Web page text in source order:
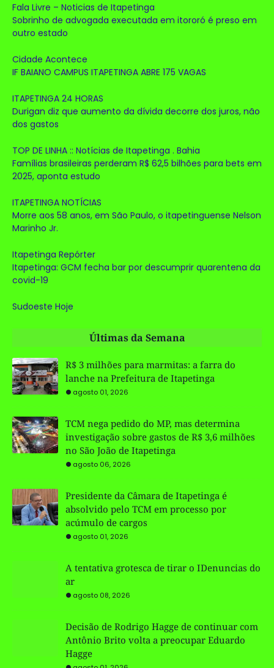
Fala Livre – Noticias de Itapetinga
Sobrinho de advogada executada em itororó é preso em
outro estado
Cidade Acontece
IF BAIANO CAMPUS ITAPETINGA ABRE 175 VAGAS
ITAPETINGA 24 HORAS
Durigan diz que aumento da dívida decorre dos juros, não
dos gastos
TOP DE LINHA :: Notícias de Itapetinga . Bahia
Famílias brasileiras perderam R$ 62,5 bilhões para bets em
2025, aponta estudo
ITAPETINGA NOTÍCIAS
Morre aos 58 anos, em São Paulo, o itapetinguense Nelson
Marinho Jr.
Itapetinga Repórter
Itapetinga: GCM fecha bar por descumprir quarentena da
covid-19
Sudoeste Hoje
Últimas da Semana
R$ 3 milhões para marmitas: a farra do
lanche na Prefeitura de Itapetinga
agosto 01, 2026
TCM nega pedido do MP, mas determina
investigação sobre gastos de R$ 3,6 milhões
no São João de Itapetinga
agosto 06, 2026
Presidente da Câmara de Itapetinga é
absolvido pelo TCM em processo por
acúmulo de cargos
agosto 01, 2026
A tentativa grotesca de tirar o IDenuncias do
ar
agosto 08, 2026
Decisão de Rodrigo Hagge de continuar com
Antônio Brito volta a preocupar Eduardo
Hagge